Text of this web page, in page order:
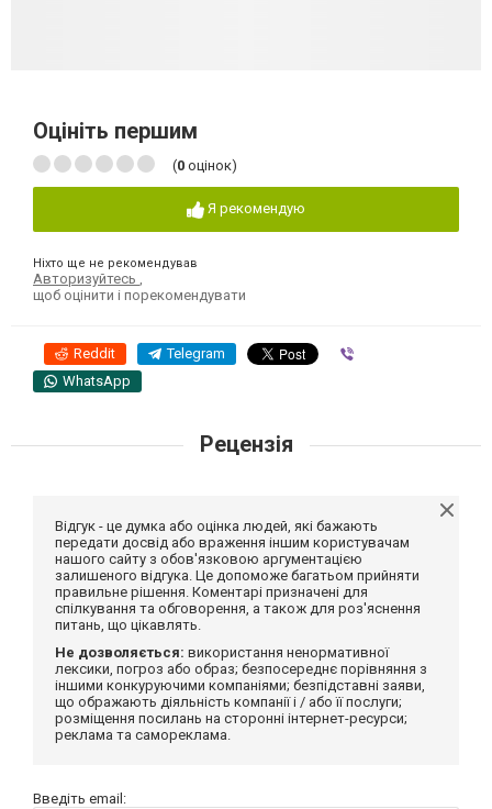
Оцініть першим
(0 оцінок)
Я рекомендую
Ніхто ще не рекомендував
Авторизуйтесь
щоб оцінити і порекомендувати
Reddit Telegram
WhatsApp
Рецензія
Відгук - це думка або оцінка людей, які бажають
передати досвід або враження іншим користувачам
нашого сайту з обов'язковою аргументацією
залишеного відгука. Це допоможе багатьом прийняти
правильне рішення. Коментарі призначені для
спілкування та обговорення, а також для роз'яснення
питань, що цікавлять.
Не дозволяється: використання ненормативної
лексики, погроз або образ; безпосереднє порівняння з
іншими конкуруючими компаніями; безпідставні заяви,
що ображають діяльність компанії і / або її послуги;
розміщення посилань на сторонні інтернет-ресурси;
реклама та самореклама.
Введіть email: